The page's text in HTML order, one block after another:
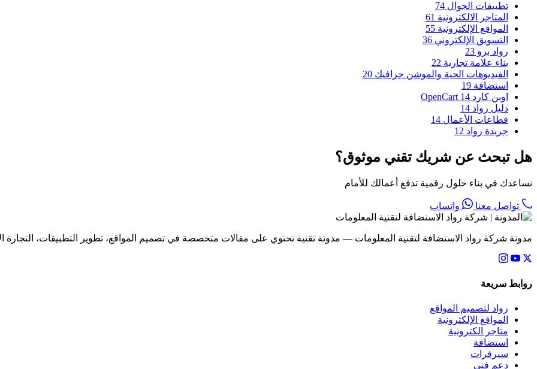
تطبيقات الجوال 74
المتاجر الالكترونية 61
المواقع الإلكترونية 55
التسويق الإلكتروني 36
رواد برو 23
بناء علامة تجارية 22
الفيديوهات الحية والموشن جرافيك 20
استضافة 19
اوبن كارد OpenCart 14
دليل رواد 14
قطاعات الأعمال 14
جريدة رواد 12
هل تبحث عن شريك تقني موثوق؟
نساعدك في بناء حلول رقمية تدفع أعمالك للأمام
تواصل معنا واتساب
مدونة شركة رواد الاستضافة لتقنية المعلومات — مدونة تقنية تحتوي على مقالات متخصصة في تصميم المواقع، تطوير التطبيقات، التجارة
روابط سريعة
رواد لتصميم المواقع
المواقع الإلكترونية
متاجر الكترونية
استضافة
سيرفرات
دعم فني